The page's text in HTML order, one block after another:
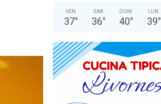
VEN
37°
SAB
36°
DOM
40°
LUN
39°